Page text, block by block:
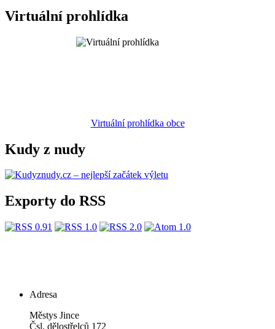
Virtuální prohlídka
Virtuální prohlídka obce
Kudy z nudy
Exporty do RSS
Adresa
Městys Jince
Čsl. dělostřelců 172